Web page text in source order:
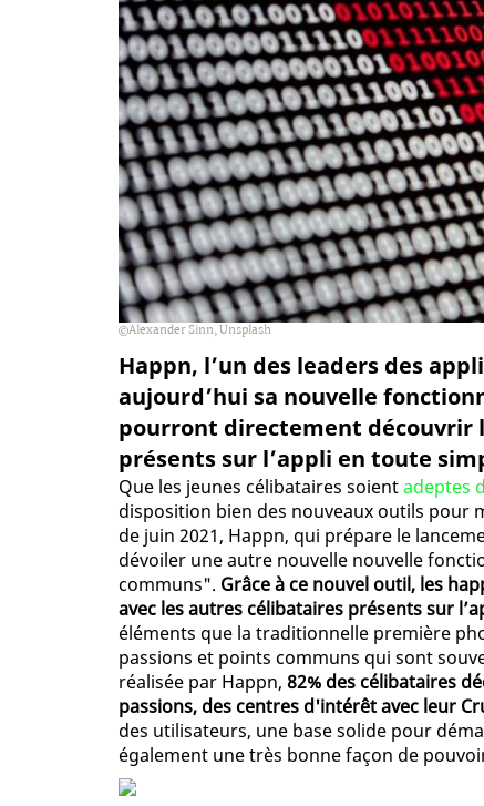
Alexander Sinn, Unsplash
Happn, l’un des leaders des
aujourd’hui sa nouvelle
pourront directement découvrir
présents sur l’appli en toute
Que les jeunes célibataires soientadeptes
disposition bien des nouveaux outils pour
de juin 2021, Happn, qui prépare le
dévoiler une autre nouvelle nouvelle
communs". Grâce à ce nouvel outil, les
avec les autres célibataires présents sur
éléments que la traditionnelle première
passions et points communs qui sont
réalisée par Happn, 82% des célibataires
passions, des centres d'intérêt avec leur
des utilisateurs, une base solide pour
également une très bonne façon de